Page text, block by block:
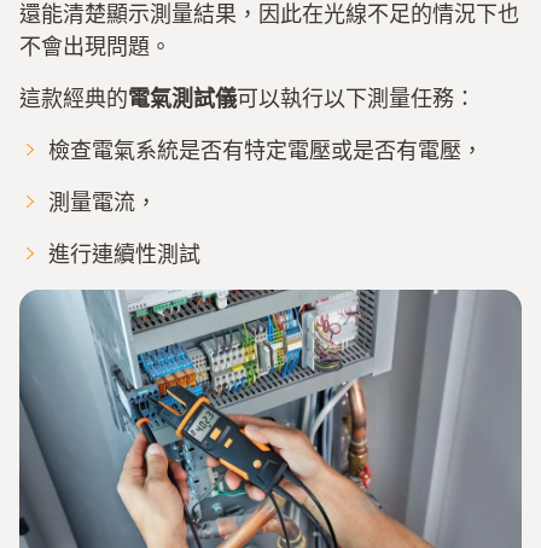
還能清楚顯示測量結果，因此在光線不足的情況下也
不會出現問題。
這款經典的電氣測試儀可以執行以下測量任務：
檢查電氣系統是否有特定電壓或是否有電壓，
測量電流，
進行連續性測試